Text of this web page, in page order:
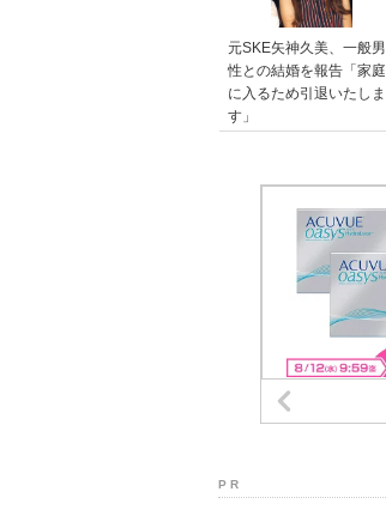
元SKE矢神久美、一般男
性との結婚を報告「家庭
に入るため引退いたしま
す」
P R